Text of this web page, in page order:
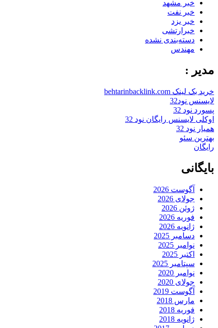
خبر مشهد
خبر نفت
خبر یزد
خبرارتشی
دسته‌بندی نشده
مهندس
مدیر :
خرید بک لینک behtarinbacklink.com
لایسنس نود32
پسورد نود 32
اوکلی لایسنس رایگان نود 32
همیار نود 32
بهترین سئو
رایگان
بایگانی
آگوست 2026
جولای 2026
ژوئن 2026
فوریه 2026
ژانویه 2026
دسامبر 2025
نوامبر 2025
اکتبر 2025
سپتامبر 2025
نوامبر 2020
جولای 2020
آگوست 2019
مارس 2018
فوریه 2018
ژانویه 2018